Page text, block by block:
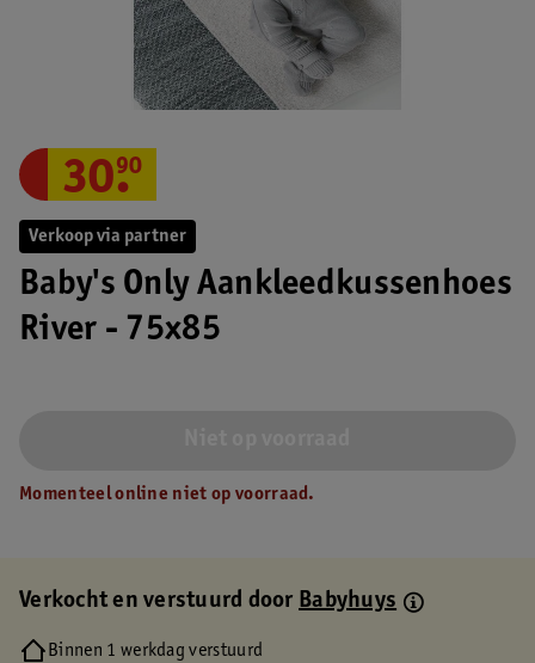
Verkoop via partner
Baby's Only Aankleedkussenhoes
River - 75x85
30.
90
Momenteel online niet op voorraad.
Verkocht en verstuurd doorBabyhuys
Binnen 1 werkdag verstuurd